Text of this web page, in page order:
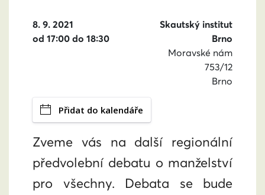
8. 9. 2021
od 17:00 do 18:30
Skautský institut
Brno
Moravské nám
753/12
Brno
Přidat do kalendáře
Zveme vás na další regionální
předvolební debatu o manželství
pro všechny. Debata se bude